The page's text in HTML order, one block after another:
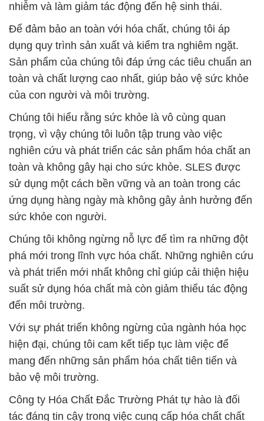
nhiễm và làm giảm tác động đến hệ sinh thái.
Để đảm bảo an toàn với hóa chất, chúng tôi áp
dụng quy trình sản xuất và kiểm tra nghiêm ngặt.
Sản phẩm của chúng tôi đáp ứng các tiêu chuẩn an
toàn và chất lượng cao nhất, giúp bảo vệ sức khỏe
của con người và môi trường.
Chúng tôi hiểu rằng sức khỏe là vô cùng quan
trọng, vì vậy chúng tôi luôn tập trung vào việc
nghiên cứu và phát triển các sản phẩm hóa chất an
toàn và không gây hại cho sức khỏe. SLES được
sử dụng một cách bền vững và an toàn trong các
ứng dụng hàng ngày mà không gây ảnh hưởng đến
sức khỏe con người.
Chúng tôi không ngừng nỗ lực để tìm ra những đột
phá mới trong lĩnh vực hóa chất. Những nghiên cứu
và phát triển mới nhất không chỉ giúp cải thiện hiệu
suất sử dụng hóa chất mà còn giảm thiểu tác động
đến môi trường.
Với sự phát triển không ngừng của ngành hóa học
hiện đại, chúng tôi cam kết tiếp tục làm việc để
mang đến những sản phẩm hóa chất tiên tiến và
bảo vệ môi trường.
Công ty Hóa Chất Đắc Trường Phát tự hào là đối
tác đáng tin cậy trong việc cung cấp hóa chất chất